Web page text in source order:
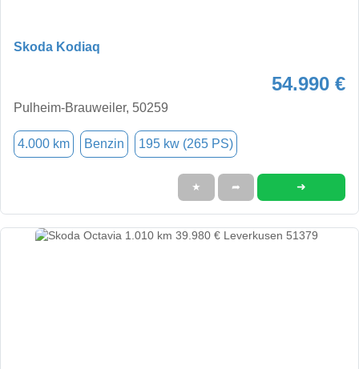
Skoda Kodiaq
54.990 €
Pulheim-Brauweiler, 50259
4.000 km Benzin 195 kw (265 PS)
★ ➦ ➜